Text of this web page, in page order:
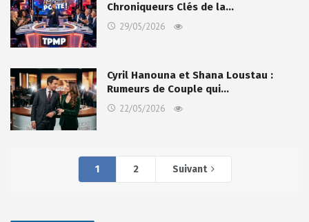
Chroniqueurs Clés de la…
29/05/2026
Cyril Hanouna et Shana Loustau :
Rumeurs de Couple qui…
22/05/2026
1 2 Suivant